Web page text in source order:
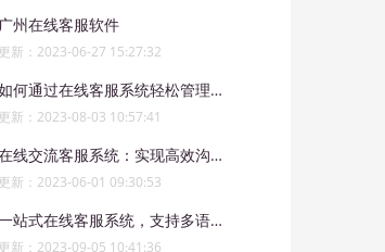
广州在线客服软件
更新：2023-06-27 15:27:32
如何通过在线客服系统轻松管理跨境社交媒体渠道?
更新：2023-08-03 10:57:41
在线交流客服系统：实现高效沟通，提升客户满意度
更新：2023-06-01 09:30:53
一站式在线客服系统，支持多语言跨境服务
更新：2023-09-05 10:41:36